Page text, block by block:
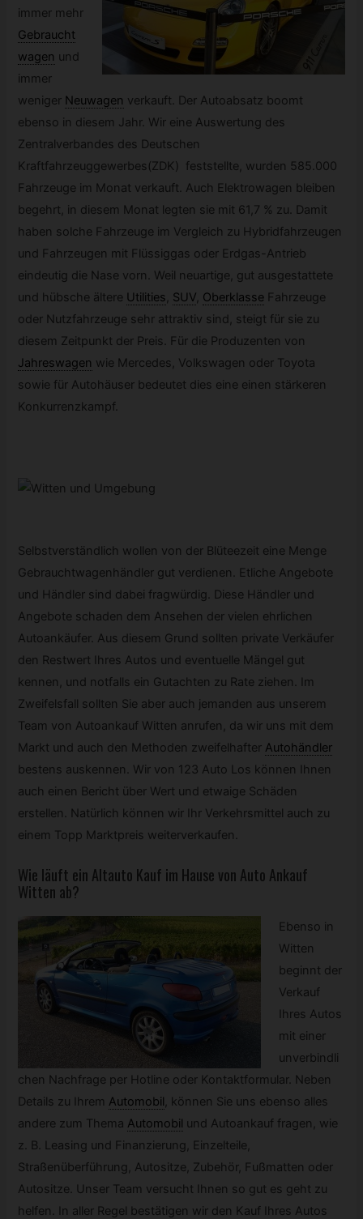
immer mehr
Gebraucht
wagen und
immer
weniger Neuwagen verkauft. Der Autoabsatz boomt
ebenso in diesem Jahr. Wir eine Auswertung des
Zentralverbandes des Deutschen
Kraftfahrzeuggewerbes(ZDK) feststellte, wurden 585.000
Fahrzeuge im Monat verkauft. Auch Elektrowagen bleiben
begehrt, in diesem Monat legten sie mit 61,7 % zu. Damit
haben solche Fahrzeuge im Vergleich zu Hybridfahrzeugen
und Fahrzeugen mit Flüssiggas oder Erdgas-Antrieb
eindeutig die Nase vorn. Weil neuartige, gut ausgestattete
und hübsche ältere Utilities, SUV, Oberklasse Fahrzeuge
oder Nutzfahrzeuge sehr attraktiv sind, steigt für sie zu
diesem Zeitpunkt der Preis. Für die Produzenten von
Jahreswagen wie Mercedes, Volkswagen oder Toyota
sowie für Autohäuser bedeutet dies eine einen stärkeren
Konkurrenzkampf.
Selbstverständlich wollen von der Blüteezeit eine Menge
Gebrauchtwagenhändler gut verdienen. Etliche Angebote
und Händler sind dabei fragwürdig. Diese Händler und
Angebote schaden dem Ansehen der vielen ehrlichen
Autoankäufer. Aus diesem Grund sollten private Verkäufer
den Restwert Ihres Autos und eventuelle Mängel gut
kennen, und notfalls ein Gutachten zu Rate ziehen. Im
Zweifelsfall sollten Sie aber auch jemanden aus unserem
Team von Autoankauf Witten anrufen, da wir uns mit dem
Markt und auch den Methoden zweifelhafter Autohändler
bestens auskennen. Wir von 123 Auto Los können Ihnen
auch einen Bericht über Wert und etwaige Schäden
erstellen. Natürlich können wir Ihr Verkehrsmittel auch zu
einem Topp Marktpreis weiterverkaufen.
Wie läuft ein Altauto Kauf im Hause von Auto Ankauf
Witten ab?
Ebenso in
Witten
beginnt der
Verkauf
Ihres Autos
mit einer
unverbindli
chen Nachfrage per Hotline oder Kontaktformular. Neben
Details zu Ihrem Automobil, können Sie uns ebenso alles
andere zum Thema Automobil und Autoankauf fragen, wie
z. B. Leasing und Finanzierung, Einzelteile,
Straßenüberführung, Autositze, Zubehör, Fußmatten oder
Autositze. Unser Team versucht Ihnen so gut es geht zu
helfen. In aller Regel bestätigen wir den Kauf Ihres Autos